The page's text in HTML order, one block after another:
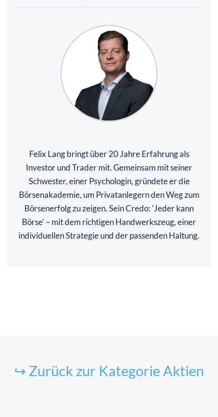
Felix Lang bringt über 20 Jahre Erfahrung als
Investor und Trader mit. Gemeinsam mit seiner
Schwester, einer Psychologin, gründete er die
Börsenakademie, um Privatanlegern den Weg zum
Börsenerfolg zu zeigen. Sein Credo: 'Jeder kann
Börse' – mit dem richtigen Handwerkszeug, einer
individuellen Strategie und der passenden Haltung.
↪ Zurück zur Kategorie Aktien